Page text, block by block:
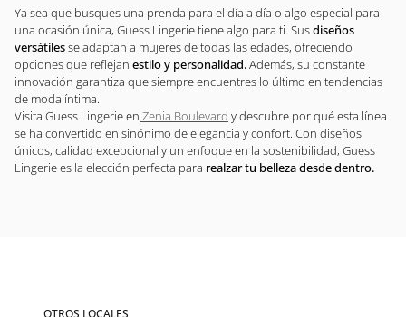
Ya sea que busques una prenda para el día a día o algo especial para
una ocasión única, Guess Lingerie tiene algo para ti. Susdiseños
versátilesse adaptan a mujeres de todas las edades, ofreciendo
opciones que reflejan estilo y personalidad.Además, su constante
innovación garantiza que siempre encuentres lo último en tendencias
de moda íntima.
Visita Guess Lingerie en Zenia Boulevard y descubre por qué esta línea
se ha convertido en sinónimo de elegancia y confort. Con diseños
únicos, calidad excepcional y un enfoque en la sostenibilidad, Guess
Lingerie es la elección perfecta para realzar tu belleza desde dentro.
OTROS LOCALES